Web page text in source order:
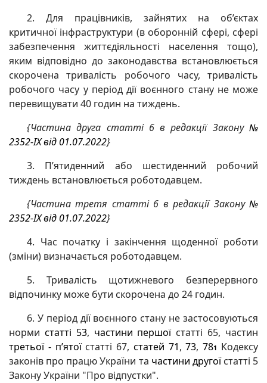
2. Для працівників, зайнятих на об’єктах
критичної інфраструктури (в оборонній сфері, сфері
забезпечення життєдіяльності населення тощо),
яким відповідно до законодавства встановлюється
скорочена тривалість робочого часу, тривалість
робочого часу у період дії воєнного стану не може
перевищувати 40 годин на тиждень.
{Частина друга статті 6 в редакції Закону №
2352-IX від 01.07.2022}
3. П’ятиденний або шестиденний робочий
тиждень встановлюється роботодавцем.
{Частина третя статті 6 в редакції Закону №
2352-IX від 01.07.2022}
4. Час початку і закінчення щоденної роботи
(зміни) визначається роботодавцем.
5. Тривалість щотижневого безперервного
відпочинку може бути скорочена до 24 годин.
6. У період дії воєнного стану не застосовуються
норми статті 53, частини першоїстатті 65, частин
третьої - п’ятоїстатті 67, статей 71,73,781
Кодексу
законів про працю України та частини другоїстатті 5
Закону України "Про відпустки".